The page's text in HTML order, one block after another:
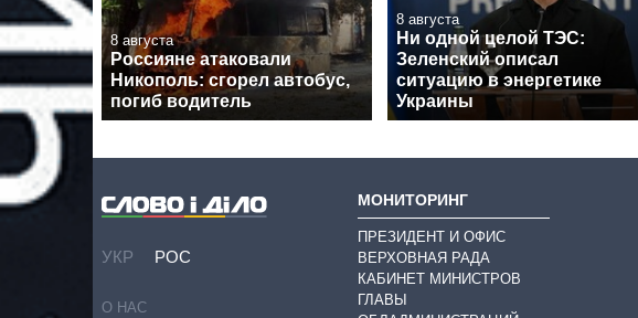
8 августа
Россияне атаковали
Никополь: сгорел автобус,
погиб водитель
8 августа
Ни одной целой ТЭС:
Зеленский описал
ситуацию в энергетике
Украины
УКР РОС
О НАС
МОНИТОРИНГ
ПРЕЗИДЕНТ И ОФИС
ВЕРХОВНАЯ РАДА
КАБИНЕТ МИНИСТРОВ
ГЛАВЫ